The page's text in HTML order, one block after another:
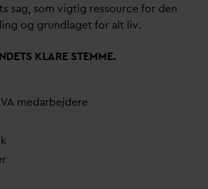
sag, som vigtig ressource for den
og grundlaget for alt liv.
KLARE STEMME.
VA medarbejdere